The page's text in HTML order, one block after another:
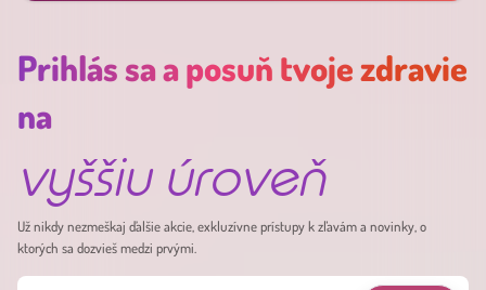
Prihlás sa a posuň tvoje zdravie
na
vyššiu úroveň
Už nikdy nezmeškaj ďalšie akcie, exkluzívne prístupy k zľavám a novinky, o
ktorých sa dozvieš medzi prvými.